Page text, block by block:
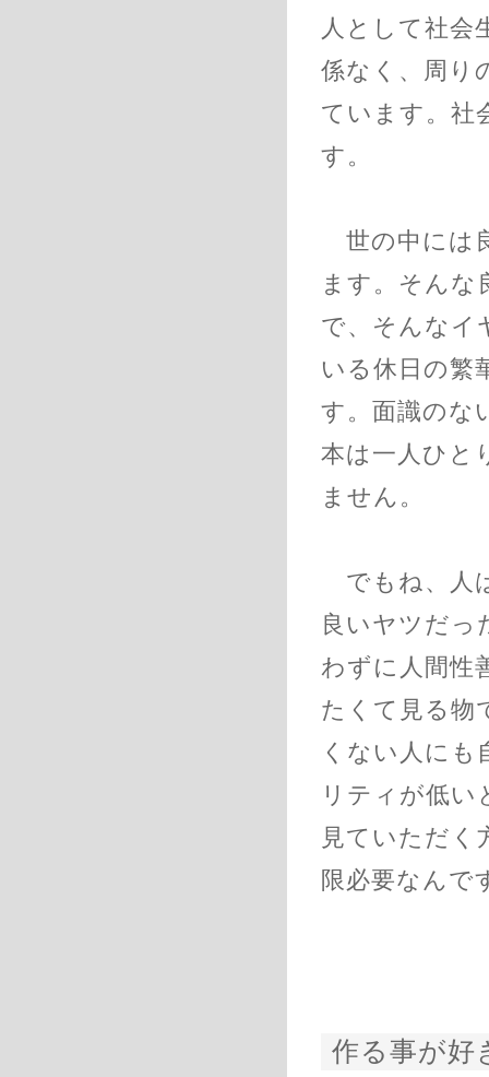
人として社会
係なく、周り
ています。社
す。
世の中には
ます。そんな
で、そんなイ
いる休日の繁
す。面識のな
本は一人ひと
ません。
でもね、人
良いヤツだっ
わずに人間性
たくて見る物
くない人に
リティが低い
見ていただく
限必要なんで
作る事が好